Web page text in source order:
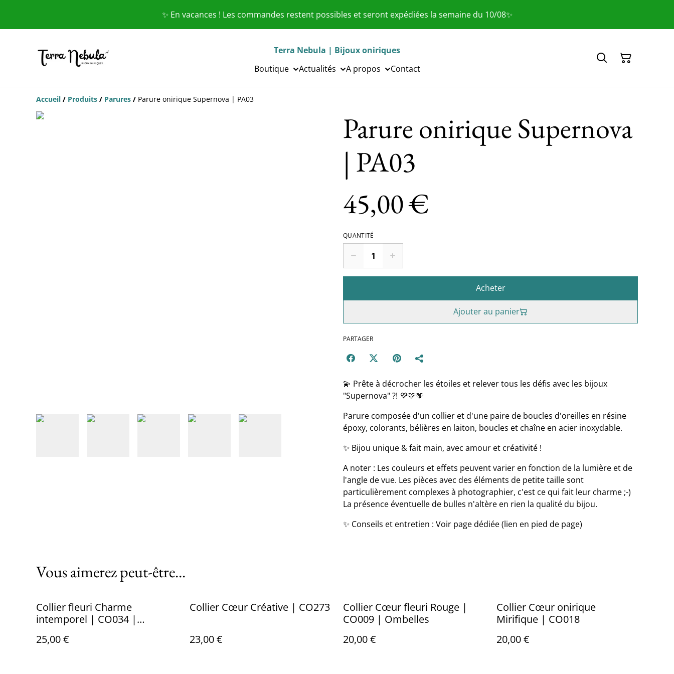
✨ En vacances ! Les commandes restent possibles et seront expédiées la semaine du 10/08✨
Terra Nebula | Bijoux oniriques
Boutique
Actualités A propos Contact
Accueil / Produits / Parures / Parure onirique Supernova | PA03
Parure onirique Supernova
| PA03
45,00 €
QUANTITÉ
Acheter
Ajouter au panier
PARTAGER
💫 Prête à décrocher les étoiles et relever tous les défis avec les bijoux
"Supernova" ?! 💜🩷🩵
Parure composée d'un collier et d'une paire de boucles d'oreilles en résine
époxy, colorants, bélières en laiton, boucles et chaîne en acier inoxydable.
✨ Bijou unique & fait main, avec amour et créativité !
A noter : Les couleurs et effets peuvent varier en fonction de la lumière et de
l'angle de vue. Les pièces avec des éléments de petite taille sont
particulièrement complexes à photographier, c'est ce qui fait leur charme ;-)
La présence éventuelle de bulles n'altère en rien la qualité du bijou.
✨ Conseils et entretien : Voir page dédiée (lien en pied de page)
Vous aimerez peut-être...
Collier fleuri Charme
intemporel | CO034 |
25,00 €
Collier Cœur Créative | CO273
23,00 €
Collier Cœur fleuri Rouge |
CO009 | Ombelles
20,00 €
Collier Cœur onirique
Mirifique | CO018
20,00 €